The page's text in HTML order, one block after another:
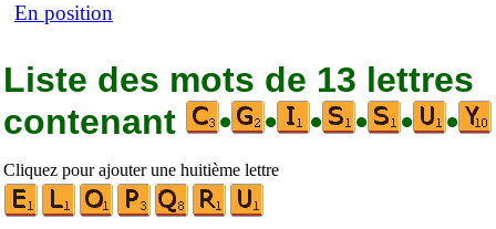
En position
Liste des mots de 13 lettres
contenant
• • • • • •
Cliquez pour ajouter une huitième lettre